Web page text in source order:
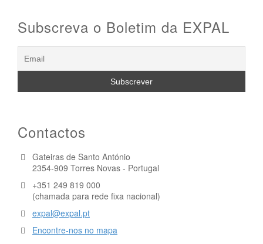
Subscreva o Boletim da EXPAL
Contactos
Gateiras de Santo António
2354-909 Torres Novas - Portugal
+351 249 819 000
(chamada para rede fixa nacional)
expal@expal.pt
Encontre-nos no mapa